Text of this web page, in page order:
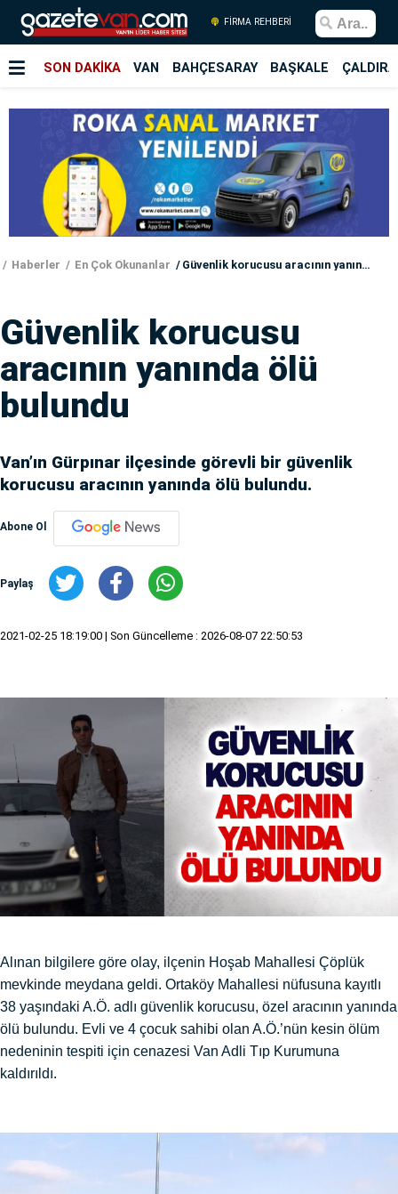
FİRMA REHBERİ
SON DAKİKA VAN BAHÇESARAY BAŞKALE
Haberler En Çok Okunanlar Güvenlik korucusu aracının yanında ölü bulundu
Güvenlik korucusu
aracının yanında ölü
bulundu
Van’ın Gürpınar ilçesinde görevli bir güvenlik
korucusu aracının yanında ölü bulundu.
Abone Ol
Paylaş
2021-02-25 18:19:00 | Son Güncelleme : 2026-08-07 22:50:53
Alınan bilgilere göre olay, ilçenin Hoşab Mahallesi Çöplük
mevkinde meydana geldi. Ortaköy Mahallesi nüfusuna kayıtlı
38 yaşındaki A.Ö. adlı güvenlik korucusu, özel aracının yanında
ölü bulundu. Evli ve 4 çocuk sahibi olan A.Ö.’nün kesin ölüm
nedeninin tespiti için cenazesi Van Adli Tıp Kurumuna
kaldırıldı.